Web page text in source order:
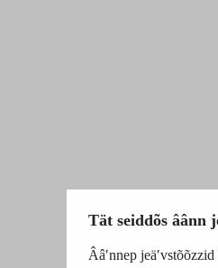
Tät seiddõs âânn
Ââʹnnep